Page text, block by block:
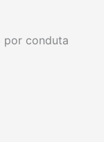
por conduta